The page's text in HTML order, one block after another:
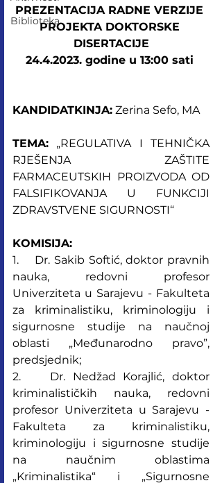
Biblioteka
PREZENTACIJA RADNE VERZIJE
PROJEKTA DOKTORSKE
DISERTACIJE
24.4.2023. godine u 13:00 sati
KANDIDATKINJA: Zerina Sefo, MA
TEMA: „REGULATIVA I TEHNIČKA
RJEŠENJA ZAŠTITE
FARMACEUTSKIH PROIZVODA OD
FALSIFIKOVANJA U FUNKCIJI
ZDRAVSTVENE SIGURNOSTI“
KOMISIJA:
1.    Dr. Sakib Softić, doktor pravnih
nauka, redovni profesor
Univerziteta u Sarajevu - Fakulteta
za kriminalistiku, kriminologiju i
sigurnosne studije na naučnoj
oblasti „Međunarodno pravo”,
predsjednik;
2.    Dr. Nedžad Korajlić, doktor
kriminalističkih nauka, redovni
profesor Univerziteta u Sarajevu -
Fakulteta za kriminalistiku,
kriminologiju i sigurnosne studije
na naučnim oblastima
„Kriminalistika“ i „Sigurnosne